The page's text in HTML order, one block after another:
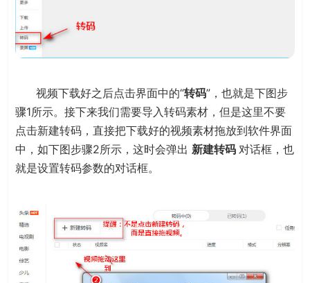
视频下载好之后点击界面中的“转码”，也就是下图步
骤1所示。接下来我们需要导入转码素材，但是这里不要
点击新建转码，直接把下载好的视频素材拖放到软件界面
中，如下图步骤2所示，这时会弹出 新建转码 对话框，也
就是设置转码参数的对话框。